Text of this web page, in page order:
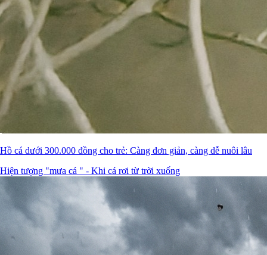
Hồ cá dưới 300.000 đồng cho trẻ: Càng đơn giản, càng dễ nuôi lâu
Hiện tượng "mưa cá " - Khi cá rơi từ trời xuống